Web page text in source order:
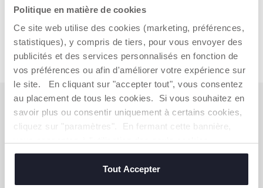
Politique en matière de cookies
Ce site web utilise des cookies (marketing, préférences,
statistiques), y compris de tiers, pour vous envoyer des
publicités et des services personnalisés en fonction de
vos préférences ou afin d'améliorer votre expérience sur
le site. En cliquant sur "accepter tout", vous consentez
au placement de tous les cookies. Si vous souhaitez en
savoir plus ou consentir uniquement à certains cookies,
cliquez sur "paramètres". En fermant cette bannière,
techniques, qui sont essentiels au service demandé.
Tout Accepter
S'ABONNER À LA NEWSLETTER
Immédiatement pour vous un bon de 10 € à